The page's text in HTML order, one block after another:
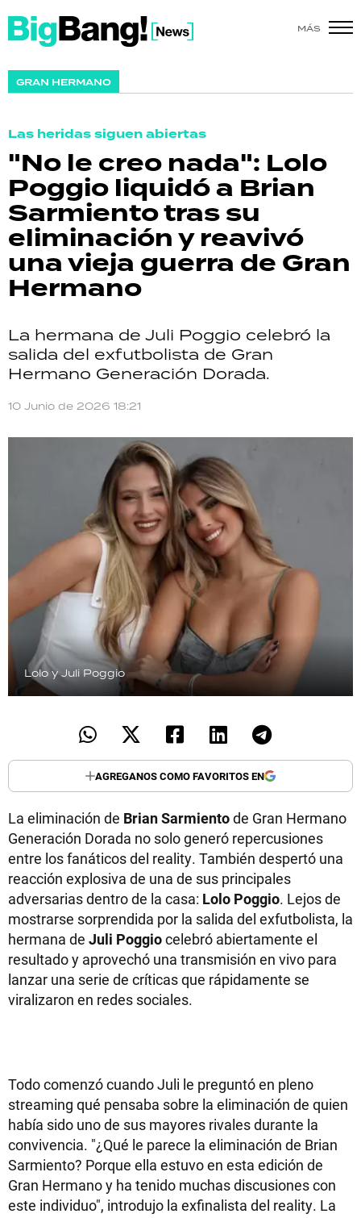
MÁS
GRAN HERMANO
Las heridas siguen abiertas
"No le creo nada": Lolo
Poggio liquidó a Brian
Sarmiento tras su
eliminación y reavivó
una vieja guerra de Gran
Hermano
La hermana de Juli Poggio celebró la
salida del exfutbolista de Gran
Hermano Generación Dorada.
10 Junio de 2026 18:21
Lolo y Juli Poggio
AGREGANOS COMO FAVORITOS EN
La eliminación de Brian Sarmientode Gran Hermano
Generación Dorada no solo generó repercusiones
entre los fanáticos del reality. También despertó una
reacción explosiva de una de sus principales
adversarias dentro de la casa: Lolo Poggio. Lejos de
mostrarse sorprendida por la salida del exfutbolista, la
hermana de Juli Poggiocelebró abiertamente el
resultado y aprovechó una transmisión en vivo para
lanzar una serie de críticas que rápidamente se
viralizaron en redes sociales.
Todo comenzó cuando Juli le preguntó en pleno
streaming qué pensaba sobre la eliminación de quien
había sido uno de sus mayores rivales durante la
convivencia. "¿Qué le parece la eliminación de Brian
Sarmiento? Porque ella estuvo en esta edición de
Gran Hermano y ha tenido muchas discusiones con
este individuo", introdujo la exfinalista del reality. La
SHOW
ACTUALIDAD
POLICIALES
ECONOMÍA
GRAN HERMANO
DEPORTES
TECNOLOGÍA
PALABRAS
HORÓSCOPO
Seguinos